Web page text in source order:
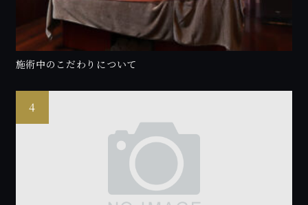
施術中のこだわりについて